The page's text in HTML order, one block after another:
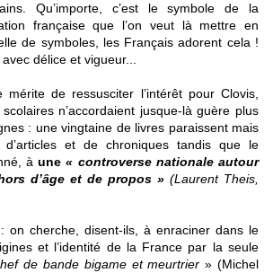
Qu’importe, c’est le symbole de la
française que l’on veut là mettre en
de symboles, les Français adorent cela !
délice et vigueur...
de ressusciter l’intérêt pour Clovis,
n’accordaient jusque-là guère plus
: une vingtaine de livres paraissent mais
et de chroniques tandis que le
à une « controverse nationale autour
d’âge et de propos » (Laurent Theis,
on cherche, disent-ils, à enraciner dans le
et l’identité de la France par la seule
de bande bigame et meurtrier » (Michel